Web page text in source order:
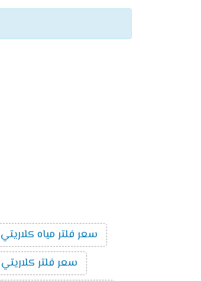
سعر فلتر مياه كلاريتي
سعر فلتر كلاريتي